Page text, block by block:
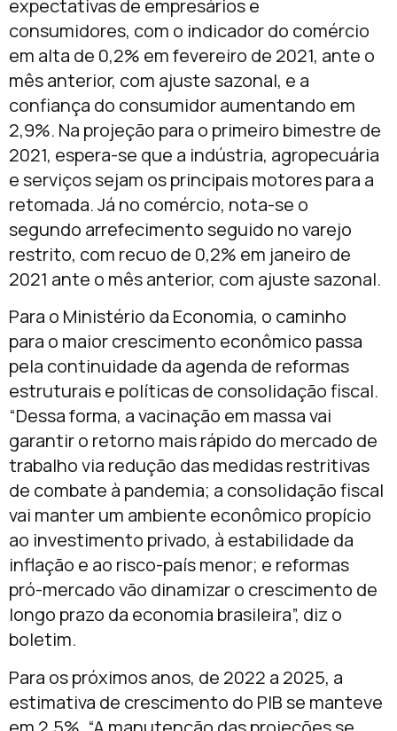
expectativas de empresários e
consumidores, com o indicador do comércio
em alta de 0,2% em fevereiro de 2021, ante o
mês anterior, com ajuste sazonal, e a
confiança do consumidor aumentando em
2,9%. Na projeção para o primeiro bimestre de
2021, espera-se que a indústria, agropecuária
e serviços sejam os principais motores para a
retomada. Já no comércio, nota-se o
segundo arrefecimento seguido no varejo
restrito, com recuo de 0,2% em janeiro de
2021 ante o mês anterior, com ajuste sazonal.
Para o Ministério da Economia, o caminho
para o maior crescimento econômico passa
pela continuidade da agenda de reformas
estruturais e políticas de consolidação fiscal.
“Dessa forma, a vacinação em massa vai
garantir o retorno mais rápido do mercado de
trabalho via redução das medidas restritivas
de combate à pandemia; a consolidação fiscal
vai manter um ambiente econômico propício
ao investimento privado, à estabilidade da
inflação e ao risco-país menor; e reformas
pró-mercado vão dinamizar o crescimento de
longo prazo da economia brasileira”, diz o
boletim.
Para os próximos anos, de 2022 a 2025, a
estimativa de crescimento do PIB se manteve